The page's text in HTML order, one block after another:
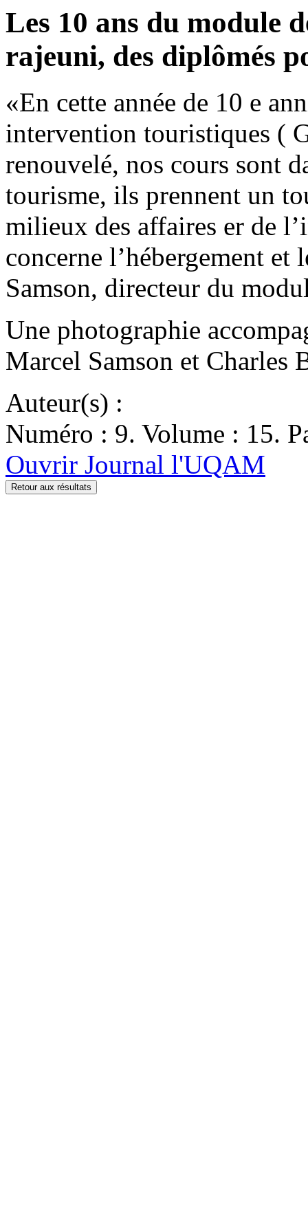
Les 10 ans du module
rajeuni, des diplômés
«En cette année de 10 e
intervention touristiques (
renouvelé, nos cours sont
tourisme, ils prennent un
milieux des affaires er de
concerne l’hébergement
Samson, directeur du
Une photographie
Marcel Samson et Charles
Auteur(s) :
Numéro : 9. Volume : 15.
Ouvrir Journal l'UQAM
Retour aux résultats